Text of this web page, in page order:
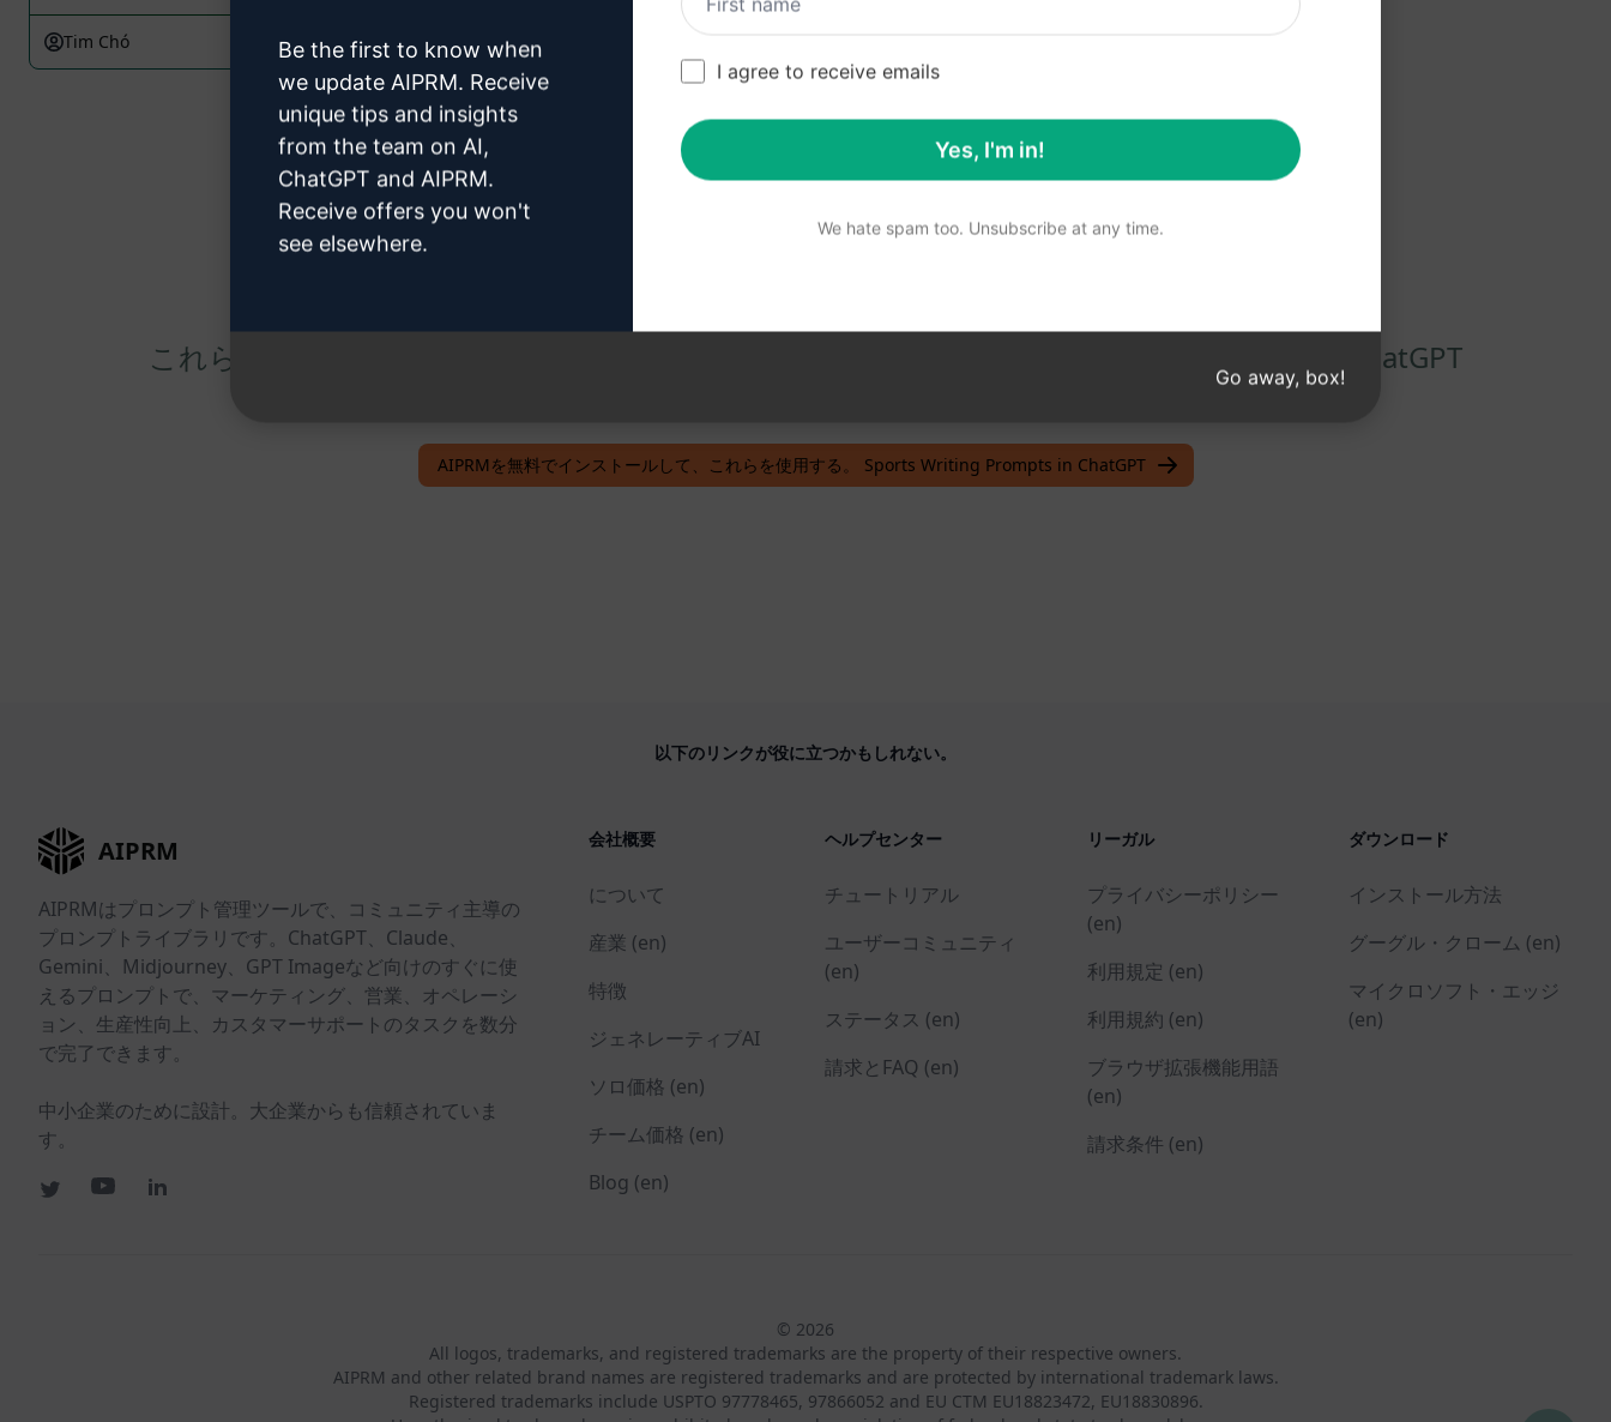
Tim Chó July 17, 2023
これらを使用することができる。 Sports Writing Prompts AIPRMをインストールすると、ChatGPT
AIPRMを無料でインストールして、これらを使用する。 Sports Writing Prompts in ChatGPT
以下のリンクが役に立つかもしれない。
AIPRM
AIPRMはプロンプト管理ツールで、コミュニティ主導の
プロンプトライブラリです。ChatGPT、Claude、
Gemini、Midjourney、GPT Imageなど向けのすぐに使
えるプロンプトで、マーケティング、営業、オペレーシ
ョン、生産性向上、カスタマーサポートのタスクを数分
で完了できます。
中小企業のために設計。大企業からも信頼されていま
す。
会社概要
について
産業 (en)
特徴
ジェネレーティブAI
ソロ価格 (en)
チーム価格 (en)
Blog (en)
ヘルプセンター
チュートリアル
ユーザーコミュニティ
(en)
ステータス (en)
請求とFAQ (en)
リーガル
プライバシーポリシー
(en)
利用規定 (en)
利用規約 (en)
ブラウザ拡張機能用語
(en)
請求条件 (en)
ダウンロード
インストール方法
グーグル・クローム (en)
マイクロソフト・エッジ
(en)
© 2026
All logos, trademarks, and registered trademarks are the property of their respective owners.
AIPRM and other related brand names are registered trademarks and are protected by international trademark laws.
Registered trademarks include USPTO 97778465, 97866052 and EU CTM EU18823472, EU18830896.
Be the first to know when
we update AIPRM. Receive
unique tips and insights
from the team on AI,
ChatGPT and AIPRM.
Receive offers you won't
see elsewhere.
I agree to receive emails
Yes, I'm in!
We hate spam too. Unsubscribe at any time.
Go away, box!